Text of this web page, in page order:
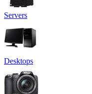
Servers
Desktops